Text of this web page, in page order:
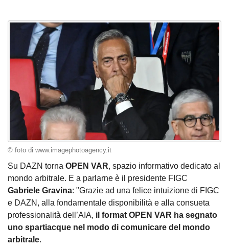
© foto di www.imagephotoagency.it
Su DAZN torna OPEN VAR, spazio informativo dedicato al
mondo arbitrale. E a parlarne è il presidente FIGC
Gabriele Gravina: "Grazie ad una felice intuizione di FIGC
e DAZN, alla fondamentale disponibilità e alla consueta
professionalità dell’AIA, il format OPEN VAR ha segnato
uno spartiacque nel modo di comunicare del mondo
arbitrale.